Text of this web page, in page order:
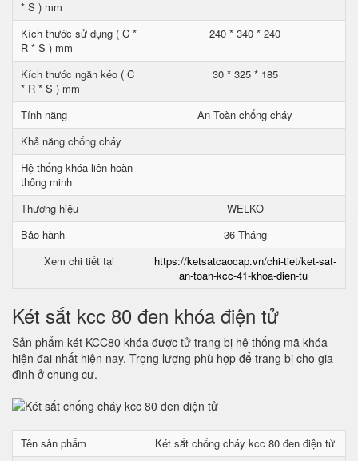
* S ) mm
Kích thước sử dụng ( C *
R * S ) mm
240 * 340 * 240
Kích thước ngăn kéo ( C
* R * S ) mm
30 * 325 * 185
Tính năng
An Toàn chống cháy
Khả năng chống cháy
Hệ thống khóa liên hoàn
thông minh
Thương hiệu
WELKO
Bảo hành
36 Tháng
Xem chi tiết tại
https://ketsatcaocap.vn/chi-tiet/ket-sat-
an-toan-kcc-41-khoa-dien-tu
Két sắt kcc 80 đen khóa điện tử
Sản phẩm két KCC80 khóa được tử trang bị hệ thống mã khóa
hiện đại nhất hiện nay. Trọng lượng phù hợp để trang bị cho gia
đình ở chung cư.
Tên sản phẩm
Két sắt chống cháy kcc 80 đen điện tử